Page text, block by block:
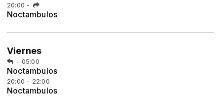
20:00 -
Noctambulos
Viernes
- 05:00
Noctambulos
20:00 - 22:00
Noctambulos